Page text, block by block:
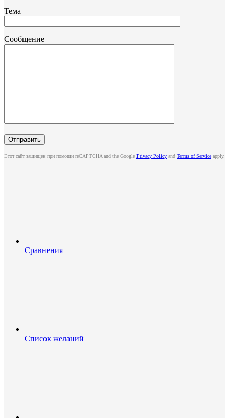
Тема
Сообщение
Этот сайт защищен при помощи reCAPTCHA and the Google Privacy Policy and Terms of Service apply.
Сравнения
Список желаний